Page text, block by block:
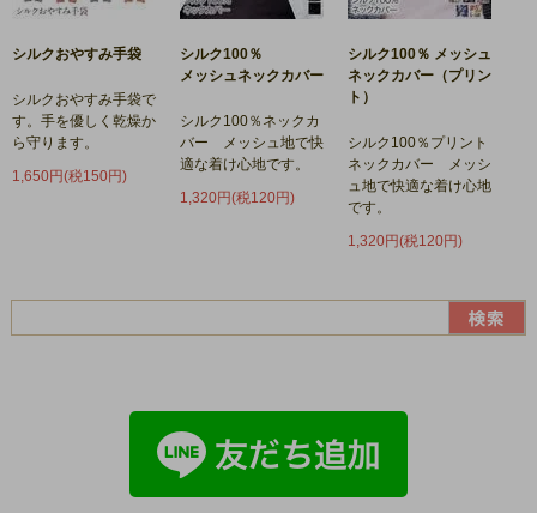
シルクおやすみ手袋
シルクおやすみ手袋で
す。手を優しく乾燥か
ら守ります。
1,650円(税150円)
シルク100％
メッシュネックカバー
シルク100％ネックカ
バー メッシュ地で快
適な着け心地です。
1,320円(税120円)
シルク100％ メッシュ
ネックカバー（プリン
ト）
シルク100％プリント
ネックカバー メッシ
ュ地で快適な着け心地
です。
1,320円(税120円)